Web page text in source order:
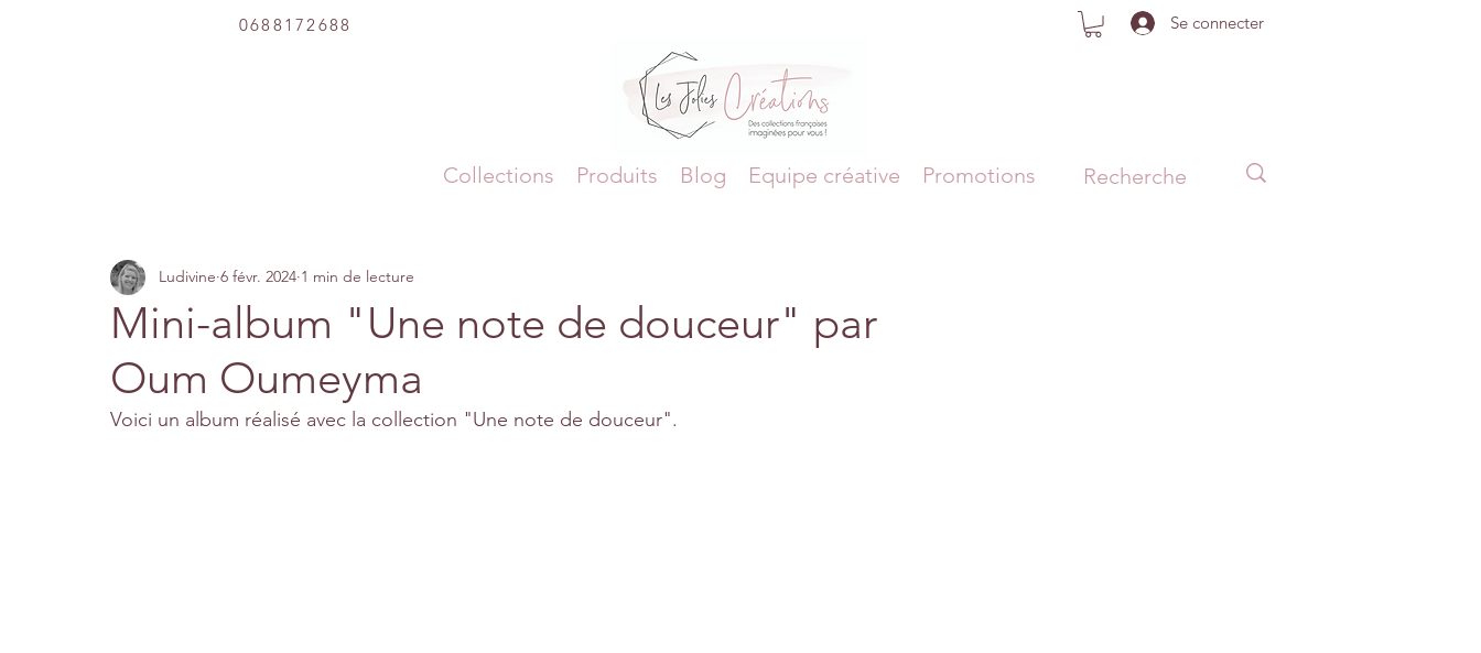
0688172688 Se connecter
Collections Produits Blog Equipe créative Promotions
Mini-album "Une note de douceur" par
Oum Oumeyma
Ludivine 6 févr. 2024 1 min de lecture
Voici un album réalisé avec la collection "Une note de douceur".